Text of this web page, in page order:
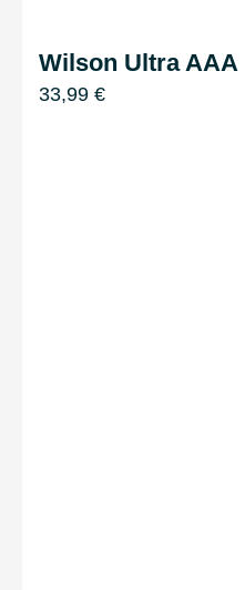
Wilson Ultra AAA
33,99 €